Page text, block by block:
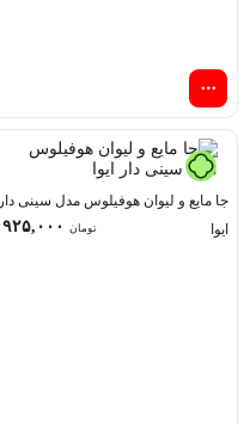
جا مایع و لیوان هوفیلوس مدل سینی دار
ایوا
تومان۹۲۵,۰۰۰